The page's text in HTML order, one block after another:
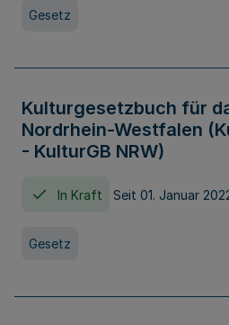
Gesetz
Kulturgesetzbuch für
Nordrhein-Westfalen
- KulturGB NRW)
In Kraft Seit 01. Januar
Gesetz